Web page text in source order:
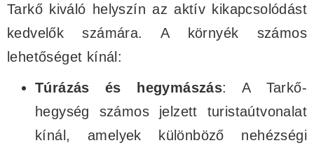
Tarkő kiváló helyszín az aktív kikapcsolódást
kedvelők számára. A környék számos
lehetőséget kínál:
Túrázás és hegymászás: A Tarkő-
hegység számos jelzett turistaútvonalat
kínál, amelyek különböző nehézségi